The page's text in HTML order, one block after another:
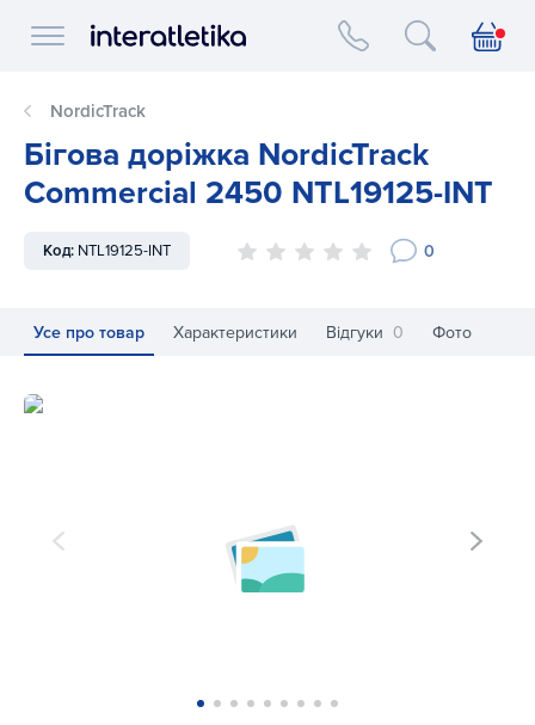
Interatletika logo
NordicTrack
Бігова доріжка NordicTrack
Commercial 2450 NTL19125-INT
Код: NTL19125-INT 0
Усе про товар Характеристики Відгуки 0 Фото
Бігова доріжка NordicTrack Commercial 2450 NTL19125-INT